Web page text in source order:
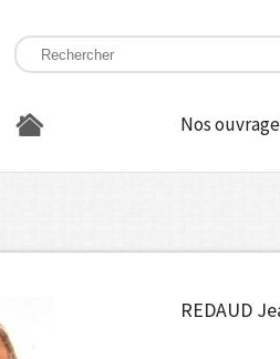
Nos
REDAUD